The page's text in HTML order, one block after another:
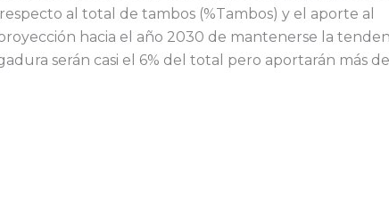
al total de tambos (%Tambos) y el aporte al
hacia el año 2030 de mantenerse la
serán casi el 6% del total pero aportarán más